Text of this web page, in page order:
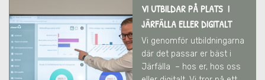
VI UTBILDAR PÅ PLATS I
JÄRFÄLLA ELLER DIGITALT
Vi genomför utbildningarna
där det passar er bäst i
Järfälla – hos er, hos oss